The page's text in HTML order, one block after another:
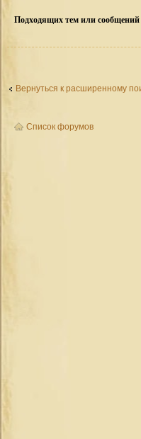
Подходящих тем или сообщений
Вернуться к расширенному
Список форумов